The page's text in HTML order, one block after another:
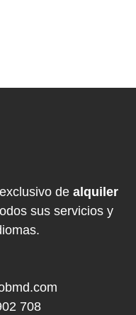
de alquiler
sus servicios y
708